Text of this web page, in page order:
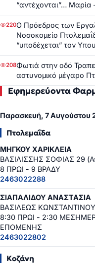
“αντέχονται”…
220Ο Πρόεδρος των
Νοσοκομείο
“υποδέχεται” τον
208Φωτιά στην οδό
αστυνομικό μέγαρο
Εφημερεύοντα
Παρασκευή, 7 Αυγούστου
Πτολεμαΐδα
ΜΗΓΚΟΥ ΧΑΡΙΚΛΕΙΑ
ΒΑΣΙΛΙΣΣΗΣ ΣΟΦΙΑΣ 29
8 ΠΡΩΙ - 9 ΒΡΑΔΥ
2463022288
ΣΙΑΠΑΛΙΔΟΥ ΑΝΑΣΤΑΣΙΑ
ΒΑΣΙΛΕΩΣ ΚΩΝΣΤΑΝΤΙΝΟΥ
8:30 ΠΡΩΙ - 2:30
ΕΠΟΜΕΝΗΣ
2463022802
Κοζάνη